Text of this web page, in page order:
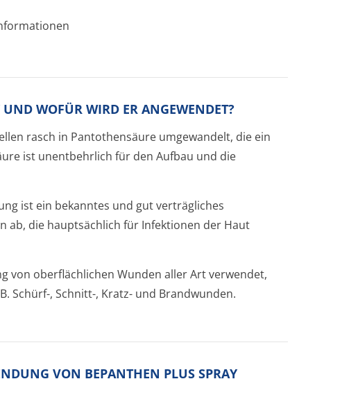
WOFÜR WIRD ER ANGEWENDET?
rasch in Pantothensäure umgewandelt, die ein
ist unentbehrlich für den Aufbau und die
ist ein bekanntes und gut verträgliches
ab, die hauptsächlich für Infektionen der Haut
von oberflächlichen Wunden aller Art verwendet,
Schürf-, Schnitt-, Kratz- und Brandwunden.
VON BEPANTHEN PLUS SPRAY